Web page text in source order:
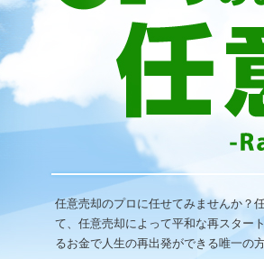
任意売却のプロに任せてみませんか？
て、任意売却によって平和な再スター
るお金で人生の再出発ができる唯一の方